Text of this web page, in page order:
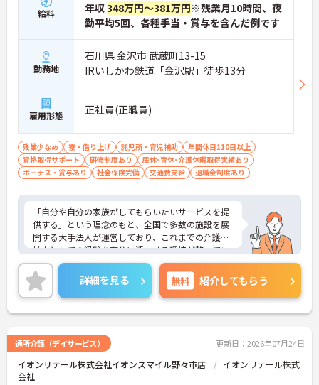
・ケアマネジャーの受験料や対策講座、更新費用ま
で全額補助されるため、次のステップアップを自己
【最先端のDX導入で、身体的・精神的な負担を軽
減】
・スマホ記録や睡眠センサーを活用したデータに基
づくケアにより、夜間巡視や申し送りなどの業務負
担を大きく軽減しています。
・業務の効率化により月の平均残業時間は10時間程
度と少なく、体力的なゆとりを持ってご入居者様と
向き合えます。
【ご家族も安心できる、圧倒的な福利厚生が整って
・ご家族分も含めて年間3万円までの医療費補助
や、教育サービスの70%割引など、生活全体を支え
る独自の福利厚生が利用できます。
・小学校3年生までの時短・夜勤免除制度があり、
男性の育休取得実績も豊富なため、ライフステージ
が変化しても安心です。
【プライベートとの両立がしやすい環境です】
・有給取得促進手当の支給や、5連休以上の長期休
暇を取得できる仕組みがあり、しっかりと心身をリ
・中途入社比率が6割を超えており、風通しが良
く、新しい方もこれまでの経験を活かしてすぐに馴
染める温かい社風です。
給料
年収348万円～381万円※残業月10時間、夜
勤平均5回、各種手当・賞与を含んだ例です
勤務地
石川県 金沢市 武蔵町13-15
IRいしかわ鉄道「金沢駅」徒歩13分
雇用形態 正社員(正職員)
残業少なめ 寮・借り上げ 託児所・育児補助
年間休日110日以上
資格取得サポート
研修制度あり
産休･育休･介護休暇取得実績あり
ボーナス・賞与あり
社会保険完備 交通費支給 退職金制度あり
「自分や自分の家族がしてもらいたいサービスを提
供する」という理念のもと、全国で多数の施設を展
開する大手法人が運営しており、これまでの介護福
祉士としての経験を存分に活かせる環境が整ってい
ます。最大の魅力は、専門性を正当に評価する独自
の社内資格「マジ神制度」。認知症ケア等の分野で
認定されると最大月4万円の手当が加算され、確実
な収入アップが可能です。また、スマホでの記録入
力や睡眠センサー等のDX化により、夜間業務などの
象となる年間3万円の医療費補助など大手ならでは
の圧倒的な福利厚生のもと、ケアマネジャーへのス
テップアップ等、介護のプロとして長期的なキャリ
アを築けます。
詳細を見る 無料 紹介してもらう
通所介護（デイサービス） 更新日：2026年07月24日
イオンリテール株式会社イオンスマイル野々市店
イオンリテール株式
会社